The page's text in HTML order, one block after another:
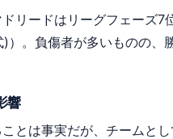
リードはリーグフェーズ
）。負傷者が多いものの、
響
とは事実だが、チームと